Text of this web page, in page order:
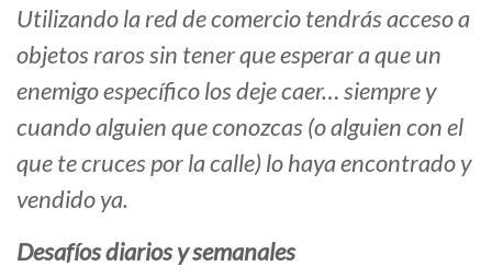
Utilizando la red de comercio tendrás acceso a
objetos raros sin tener que esperar a que un
enemigo específico los deje caer… siempre y
cuando alguien que conozcas (o alguien con el
que te cruces por la calle) lo haya encontrado y
vendido ya.
Desafíos diarios y semanales